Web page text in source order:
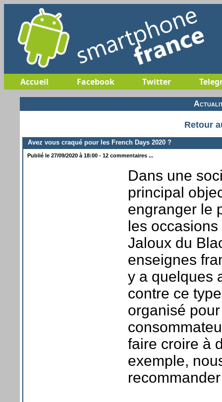
Accueil Facebook Twitter
Retour
Avez vous craqué pour les French Days 2020 ?
Publié le 27/09/2020 à 18:00 - 12 commentaires ...
Dans une
principal
engranger le
les
Jaloux du
enseignes
y a quelques
contre ce
organisé
faire croire à
exemple,